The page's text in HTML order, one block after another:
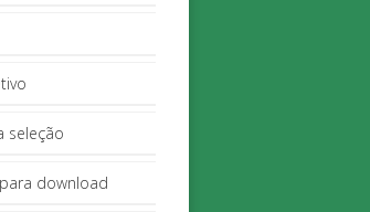
seleção
download